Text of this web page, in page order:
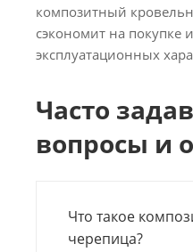
композитный
сэкономит на покупке
эксплуатационных
Часто
вопросы и
Что такое
черепица?